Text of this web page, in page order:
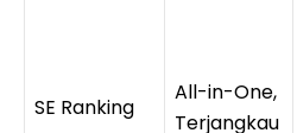
SE Ranking
All-in-One,
Terjangkau